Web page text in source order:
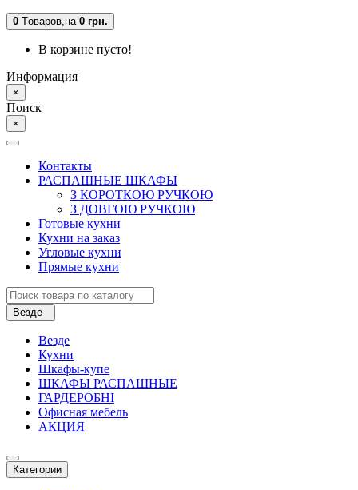
0 Tоваров,на 0 грн.
В корзине пусто!
Информация
×
Поиск
×
Контакты
РАСПАШНЫЕ ШКАФЫ
З КОРОТКОЮ РУЧКОЮ
З ДОВГОЮ РУЧКОЮ
Готовые кухни
Кухни на заказ
Угловые кухни
Прямые кухни
Везде
Везде
Кухни
Шкафы-купе
ШКАФЫ РАСПАШНЫЕ
ГАРДЕРОБНІ
Офисная мебель
АКЦИЯ
Категории